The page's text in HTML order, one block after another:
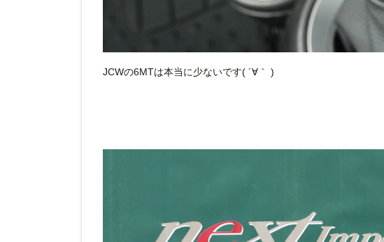
JCWの6MTは本当に少ないです( ´∀｀ )